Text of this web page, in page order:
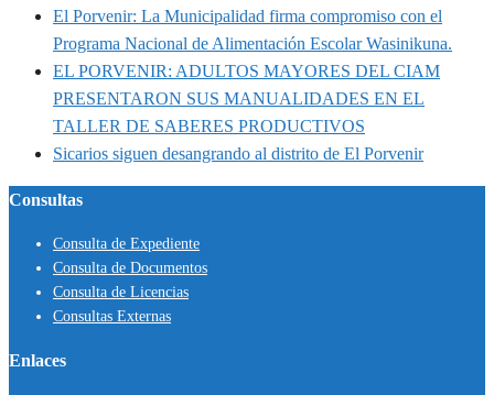
El Porvenir: La Municipalidad firma compromiso con el
Programa Nacional de Alimentación Escolar Wasinikuna.
EL PORVENIR: ADULTOS MAYORES DEL CIAM
PRESENTARON SUS MANUALIDADES EN EL
TALLER DE SABERES PRODUCTIVOS
Sicarios siguen desangrando al distrito de El Porvenir
Consultas
Consulta de Expediente
Consulta de Documentos
Consulta de Licencias
Consultas Externas
Enlaces